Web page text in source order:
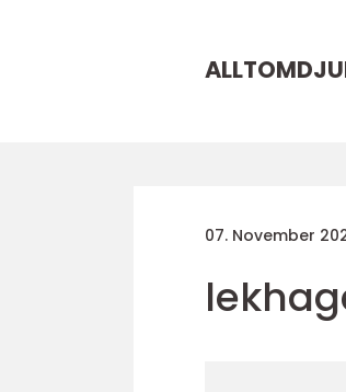
07. November